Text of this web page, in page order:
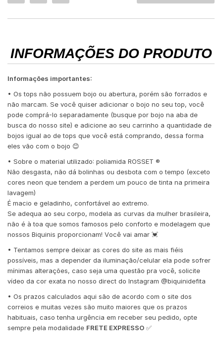
INFORMAÇÕES DO PRODUTO
Informações importantes:
• Os tops não possuem bojo ou abertura, porém são forrados e
não marcam. Se você quiser adicionar o bojo no seu top, você
pode comprá-lo separadamente (busque por bojo na aba de
busca do nosso site) e adicione ao seu carrinho a quantidade de
bojos igual ao de tops que você está comprando, dessa forma
eles vão com o bojo 😊
• Sobre o material utilizado: poliamida ROSSET ®️
Não desgasta, não dá bolinhas ou desbota com o tempo (exceto
cores neon que tendem a perdem um pouco de tinta na primeira
lavagem)
É macio e geladinho, confortável ao extremo.
Se adequa ao seu corpo, modela as curvas da mulher brasileira,
não é à toa que somos famosos pelo conforto e modelagem que
nossos Biquinis proporcionam! Você vai amar 💓
• Tentamos sempre deixar as cores do site as mais fiéis
possíveis, mas a depender da iluminação/celular ela pode sofrer
mínimas alterações, caso seja uma questão pra você, solicite
vídeo da cor exata no nosso direct do Instagram @biquinidefita
• Os prazos calculados aqui são de acordo com o site dos
correios e muitas vezes são muito maiores que os prazos
habituais, caso tenha urgência em receber seu pedido, opte
sempre pela modalidade FRETE EXPRESSO ✅